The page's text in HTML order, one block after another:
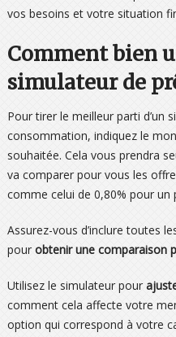
vos besoins et votre situation
Comment bien
simulateur de
Pour tirer le meilleur parti d’un
consommation, indiquez le
souhaitée. Cela vous prendra
va comparer pour vous les
comme celui de 0,80% pour un
Assurez-vous d’inclure toutes
pour obtenir une comparaison
Utilisez le simulateur pour
comment cela affecte votre
option qui correspond à votre